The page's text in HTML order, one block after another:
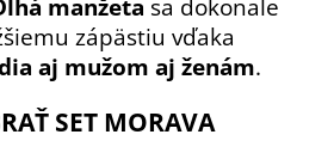
manžeta sa dokonale
zápästiu vďaka
aj mužom aj ženám.
SET MORAVA